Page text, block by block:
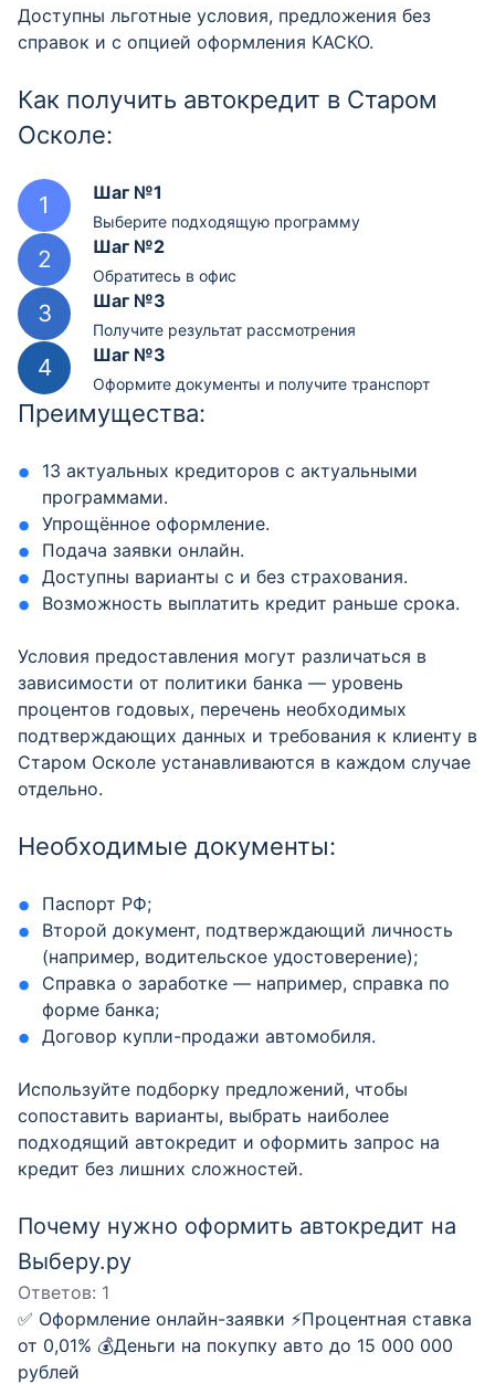
Доступны льготные условия, предложения без
справок и с опцией оформления КАСКО.
Как получить автокредит в Старом
Осколе:
Шаг №1
Выберите подходящую программу
Шаг №2
Обратитесь в офис
Шаг №3
Получите результат рассмотрения
Шаг №3
Оформите документы и получите транспорт
Преимущества:
13 актуальных кредиторов с актуальными
программами.
Упрощённое оформление.
Подача заявки онлайн.
Доступны варианты с и без страхования.
Возможность выплатить кредит раньше срока.
Условия предоставления могут различаться в
зависимости от политики банка — уровень
процентов годовых, перечень необходимых
подтверждающих данных и требования к клиенту в
Старом Осколе устанавливаются в каждом случае
отдельно.
Необходимые документы:
Паспорт РФ;
Второй документ, подтверждающий личность
(например, водительское удостоверение);
Справка о заработке — например, справка по
форме банка;
Договор купли-продажи автомобиля.
Используйте подборку предложений, чтобы
сопоставить варианты, выбрать наиболее
подходящий автокредит и оформить запрос на
кредит без лишних сложностей.
Почему нужно оформить автокредит на
Выберу.ру
Ответов: 1
✅ Оформление онлайн-заявки ⚡️Процентная ставка
от 0,01% 💰Деньги на покупку авто до 15 000 000
рублей